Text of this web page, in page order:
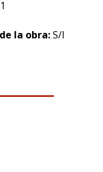
la obra:S/I